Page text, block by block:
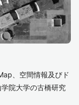
、空間情報及びド
院大学の古橋研究